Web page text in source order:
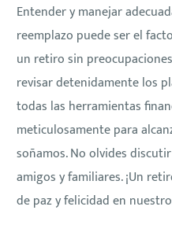
Entender y manejar
reemplazo puede ser el
un retiro sin
revisar detenidamente los
todas las herramientas
meticulosamente para
soñamos. No olvides
amigos y familiares. ¡Un
de paz y felicidad en